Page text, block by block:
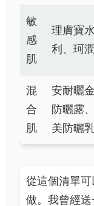
敏
感
肌
理膚寶
利、珂
混
合
肌
安耐曬
防曬露
美防曬
從這個清單
做。我曾經